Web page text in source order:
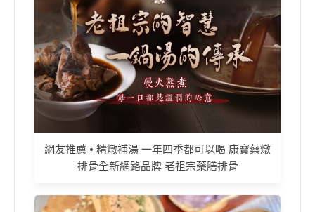
網友推薦 • 精燉補湯 一年四季都可以喝 康寶藥燉
排骨全新網路品牌 老祖宗藥膳排骨